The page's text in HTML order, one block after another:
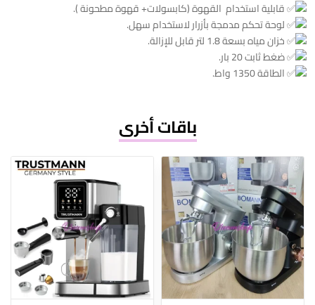
قابلية استخدام القهوة (كابسولات+ قهوة مطحونة ).
لوحة تحكم مدمجة بأزرار لاستخدام سهل.
خزان مياه بسعة 1.8 لتر قابل للإزالة.
ضغط ثابت 20 بار.
الطاقة 1350 واط.
باقات أخرى